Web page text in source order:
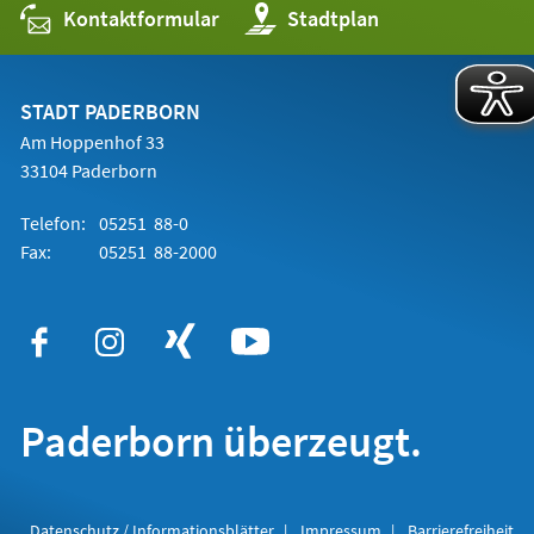
Kontaktformular Stadtplan
(Öffnet
in
einem
STADT PADERBORN
Am Hoppenhof 33
33104 Paderborn
Telefon: 05251 88-0
Fax:
05251 88-2000
Paderborn überzeugt.